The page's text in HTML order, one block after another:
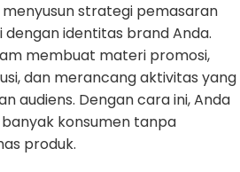
strategi pemasaran
identitas brand Anda.
membuat materi promosi,
dan merancang aktivitas yang
audiens. Dengan cara ini, Anda
konsumen tanpa
produk.